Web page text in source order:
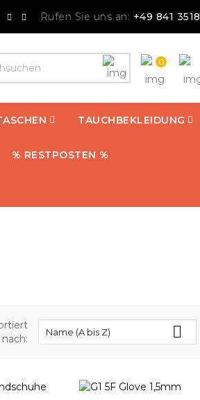
Rufen Sie uns an: +49 841
0
TAUCHBEKLEIDUNG
% RESTPOSTEN %
nach:
Name (A bis Z) 